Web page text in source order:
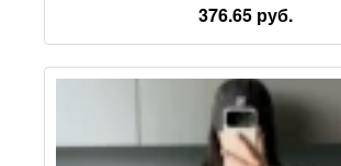
летняя спортивная тонкая
спортивная одежда для
376.65 руб.